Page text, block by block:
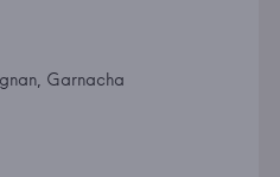
Garnacha